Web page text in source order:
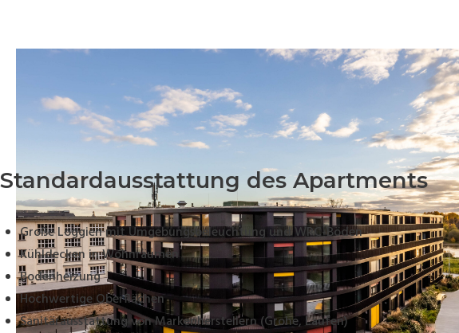
Standardausstattung des Apartments
Große Loggien mit Umgebungsbeleuchtung und WPC-Böden
Kühldecken in Wohnräumen
Bodenheizung
Hochwertige Oberflächen
Sanitärausstattung von Markenherstellern (Grohe, Laufen)